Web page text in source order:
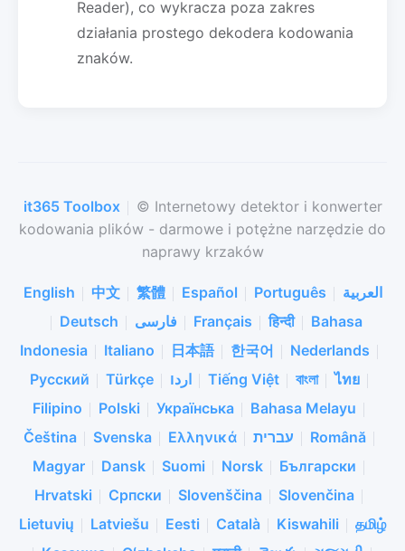
Reader), co wykracza poza zakres
działania prostego dekodera kodowania
znaków.
it365 Toolbox
© Internetowy detektor i konwerter
kodowania plików - darmowe i potężne narzędzie do
naprawy krzaków
English 中文 繁體 Español Português
العربية
Deutsch
فارسی Français हिन्दी
Bahasa
Indonesia
Italiano 日本語 한국어
Nederlands
Русский
Türkçe اردו Tiếng Việt বাংলা
ไทย
Filipino
Polski Українська
Bahasa Melayu
Čeština
Svenska Ελληνικά עברית
Română
Magyar
Dansk Suomi Norsk
Български
Hrvatski
Српски Slovenščina
Slovenčina
Lietuvių
Latviešu Eesti Català Kiswahili
தமிழ்